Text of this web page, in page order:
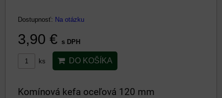
Dostupnosť: Na otázku
3,90 € s DPH
ks DO KOŠÍKA
Komínová kefa oceľová 120 mm